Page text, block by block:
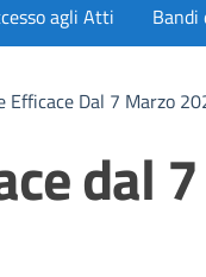
agli Atti Bandi
Efficace Dal 7 Marzo
dal 7